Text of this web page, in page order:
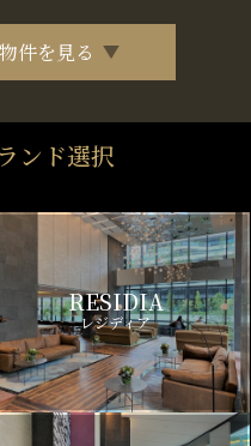
件を見る
ンド選択
RESIDIA
レジディア